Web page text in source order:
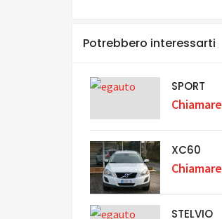
Potrebbero interessarti
SPORT
Chiamare
XC60
Chiamare
STELVIO